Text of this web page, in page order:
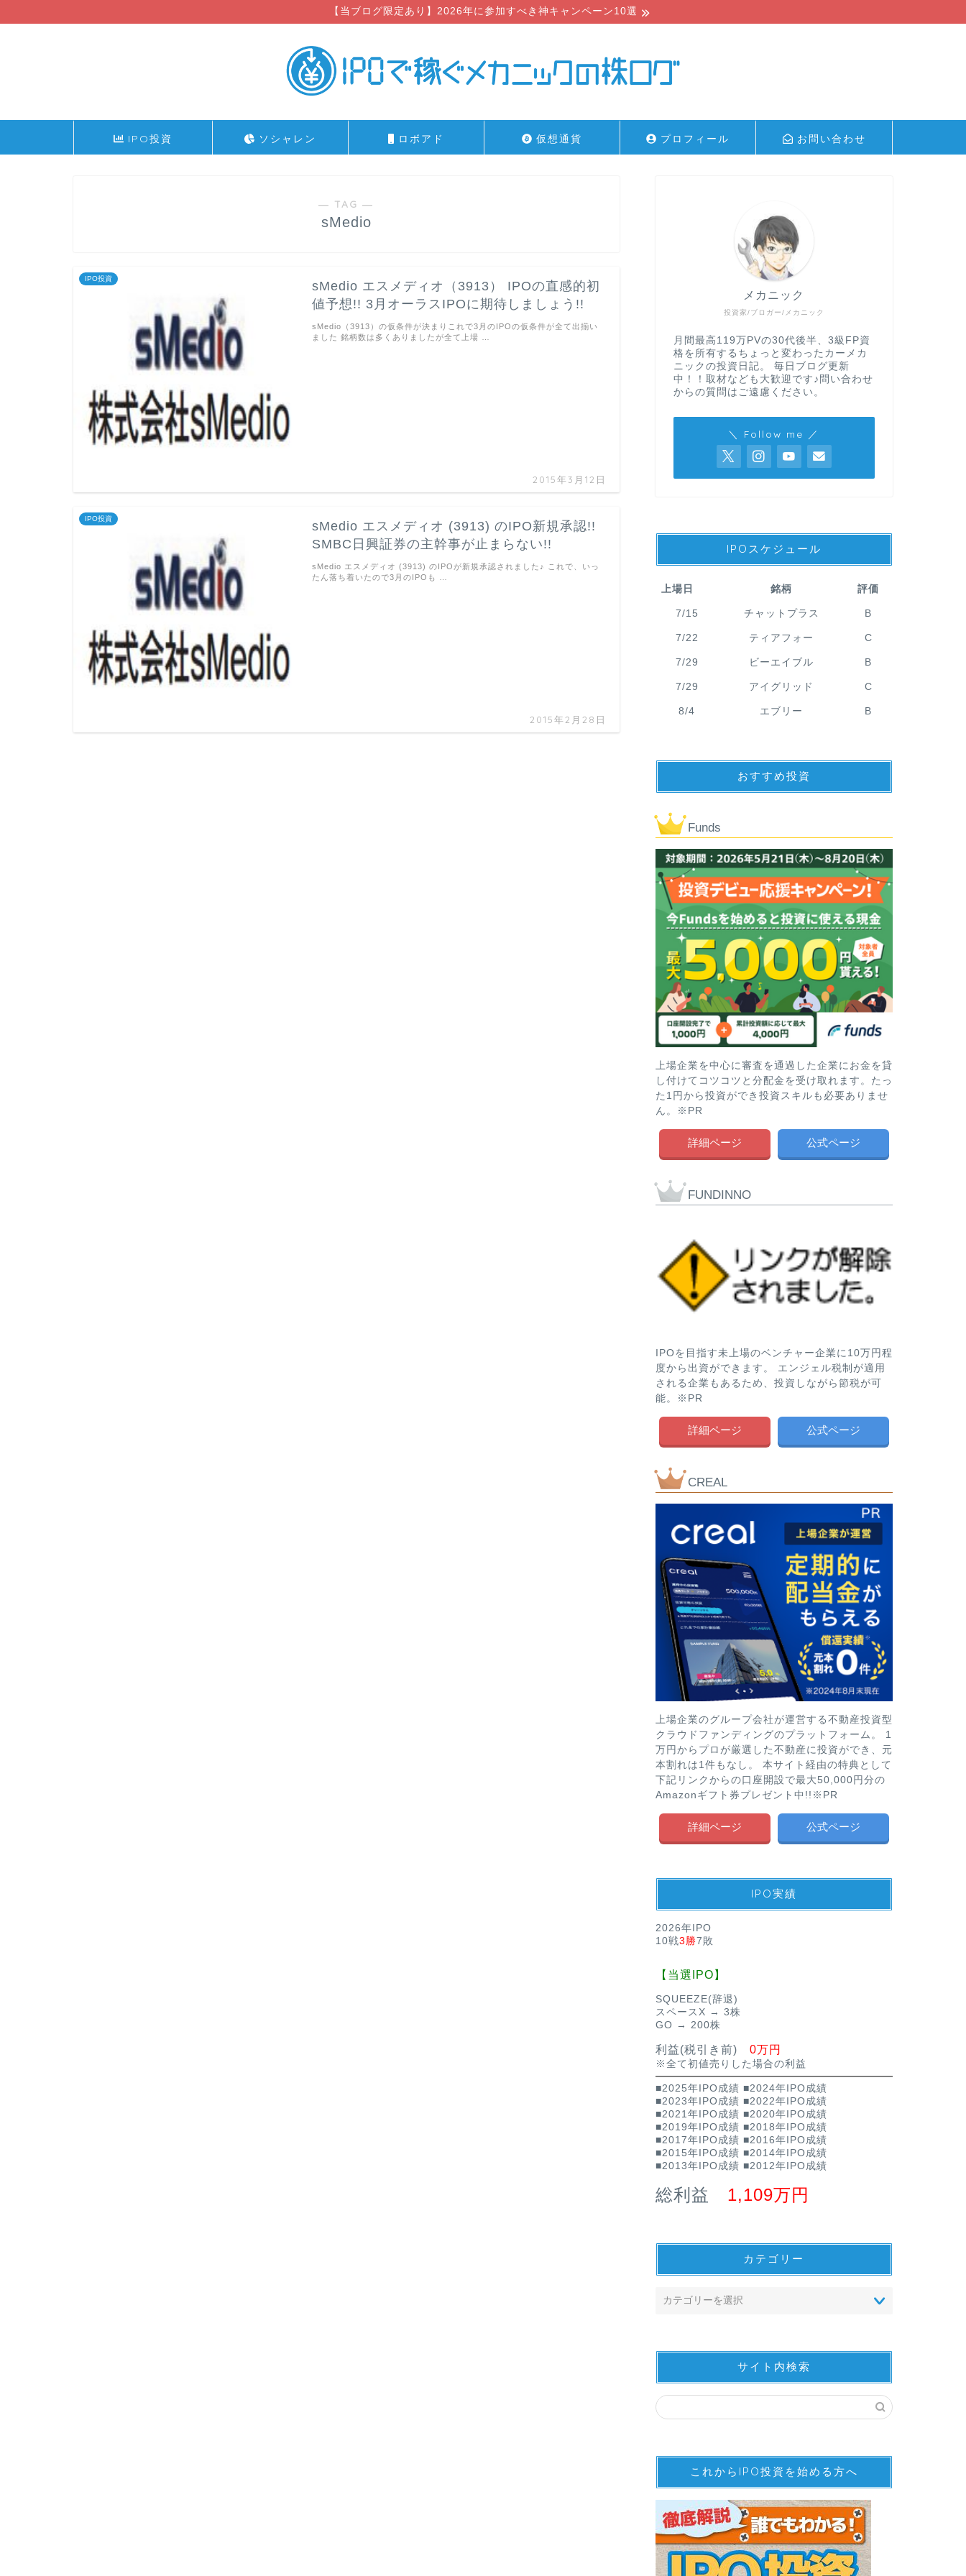
【当ブログ限定あり】2026年に参加すべき神キャンペーン10選
IPO投資 ソシャレン ロボアド 仮想通貨 プロフィール お問い合わせ
― TAG ―
sMedio
IPO投資
sMedio エスメディオ（3913） IPOの直感的初
値予想!! 3月オーラスIPOに期待しましょう!!
2015年3月12日
sMedio（3913）の仮条件が決まりこれで3月のIPOの仮条件が全て出揃い
ました 銘柄数は多くありましたが全て上場 …
IPO投資
sMedio エスメディオ (3913) のIPO新規承認!!
SMBC日興証券の主幹事が止まらない!!
2015年2月28日
sMedio エスメディオ (3913) のIPOが新規承認されました♪ これで、いっ
たん落ち着いたので3月のIPOも …
投資家/ブロガー/メカニック
メカニック
月間最高119万PVの30代後半、3級FP資
格を所有するちょっと変わったカーメカ
ニックの投資日記。 毎日ブログ更新
中！！取材なども大歓迎です♪問い合わせ
からの質問はご遠慮ください。
＼ Follow me ／
IPOスケジュール
上場日 銘柄 評価
7/15 チャットプラス B
7/22 ティアフォー C
7/29 ビーエイブル B
7/29 アイグリッド C
8/4 エブリー B
おすすめ投資
Funds
上場企業を中心に審査を通過した企業にお金を貸
し付けてコツコツと分配金を受け取れます。たっ
た1円から投資ができ投資スキルも必要ありませ
ん。※PR
詳細ページ 公式ページ
FUNDINNO
IPOを目指す未上場のベンチャー企業に10万円程
度から出資ができます。 エンジェル税制が適用
される企業もあるため、投資しながら節税が可
能。※PR
詳細ページ 公式ページ
CREAL
上場企業のグループ会社が運営する不動産投資型
クラウドファンディングのプラットフォーム。 1
万円からプロが厳選した不動産に投資ができ、元
本割れは1件もなし。 本サイト経由の特典として
下記リンクからの口座開設で最大50,000円分の
Amazonギフト券プレゼント中!!※PR
詳細ページ 公式ページ
IPO実績
2026年IPO
10戦3勝7敗
【当選IPO】
SQUEEZE(辞退)
スペースX → 3株
GO → 200株
利益(税引き前) 0万円
※全て初値売りした場合の利益
■2025年IPO成績 ■2024年IPO成績
■2023年IPO成績 ■2022年IPO成績
■2021年IPO成績 ■2020年IPO成績
■2019年IPO成績 ■2018年IPO成績
■2017年IPO成績 ■2016年IPO成績
■2015年IPO成績 ■2014年IPO成績
■2013年IPO成績 ■2012年IPO成績
総利益 1,109万円
カテゴリー
サイト内検索
これからIPO投資を始める方へ